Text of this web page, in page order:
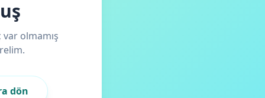
var olmamış
dön